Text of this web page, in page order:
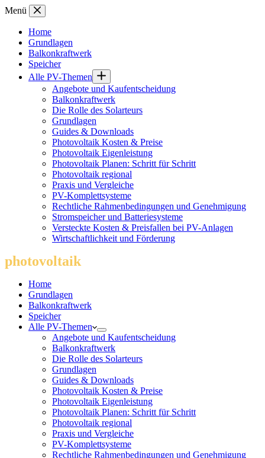
Zum
springen
Menü
Home
Grundlagen
Balkonkraftwerk
Speicher
Alle PV-Themen
Angebote und Kaufentscheidung
Balkonkraftwerk
Die Rolle des Solarteurs
Grundlagen
Guides & Downloads
Photovoltaik Kosten & Preise
Photovoltaik Eigenleistung
Photovoltaik Planen: Schritt für Schritt
Photovoltaik regional
Praxis und Vergleiche
PV-Komplettsysteme
Rechtliche Rahmenbedingungen und Genehmigung
Stromspeicher und Batteriesysteme
Versteckte Kosten & Preisfallen bei PV-Anlagen
Wirtschaftlichkeit und Förderung
photovoltaik
Home
Grundlagen
Balkonkraftwerk
Speicher
Alle PV-Themen
Angebote und Kaufentscheidung
Balkonkraftwerk
Die Rolle des Solarteurs
Grundlagen
Guides & Downloads
Photovoltaik Kosten & Preise
Photovoltaik Eigenleistung
Photovoltaik Planen: Schritt für Schritt
Photovoltaik regional
Praxis und Vergleiche
PV-Komplettsysteme
Rechtliche Rahmenbedingungen und Genehmigung